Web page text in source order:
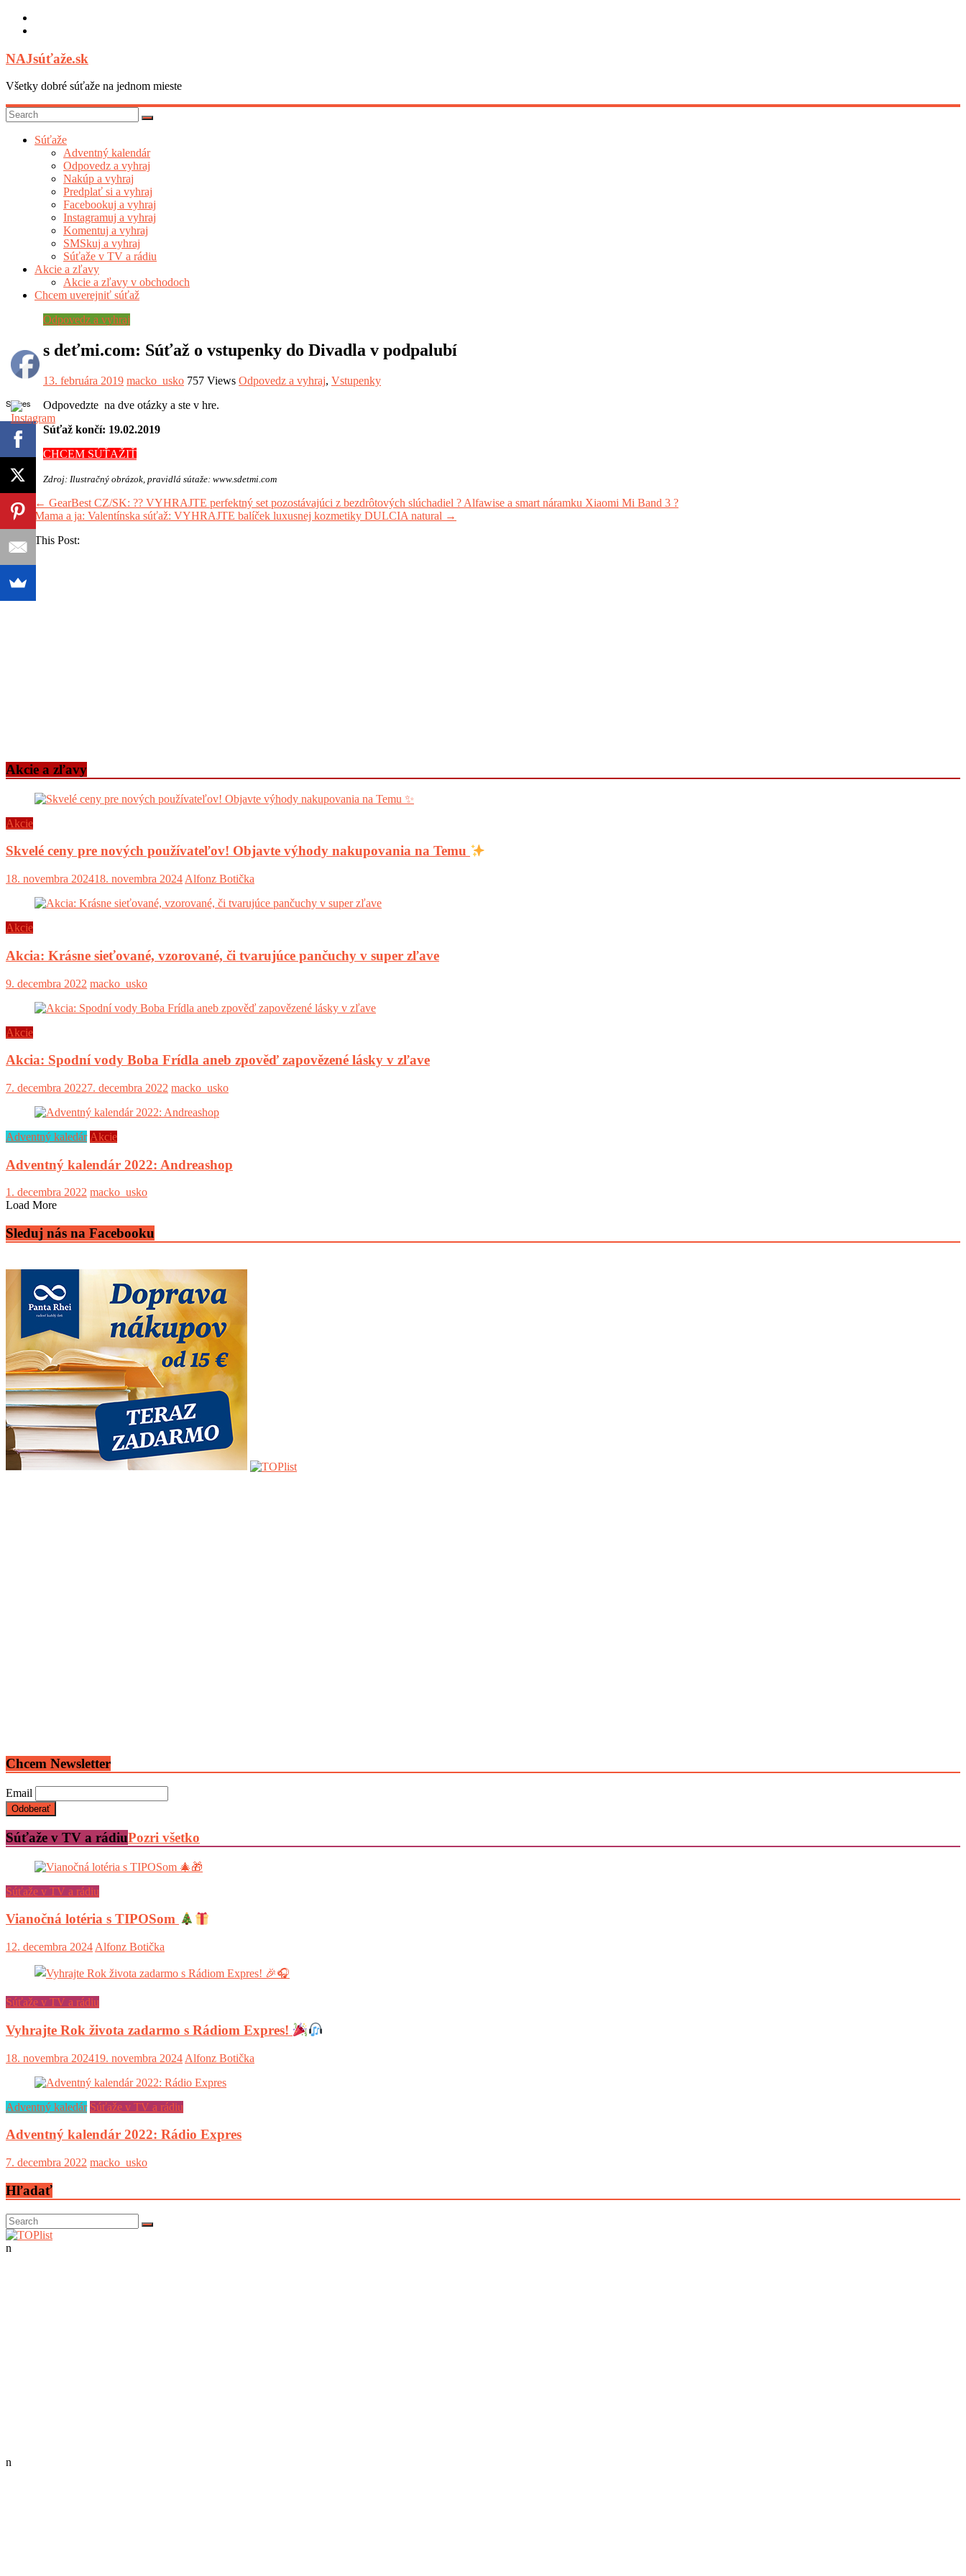
Skip
NAJsúťaže.sk
Všetky dobré súťaže na jednom mieste
Súťaže
Adventný kalendár
Odpovedz a vyhraj
Nakúp a vyhraj
Predplať si a vyhraj
Facebookuj a vyhraj
Instagramuj a vyhraj
Komentuj a vyhraj
SMSkuj a vyhraj
Súťaže v TV a rádiu
Akcie a zľavy
Akcie a zľavy v obchodoch
Chcem uverejniť súťaž
Shares
Odpovedz a vyhraj
s deťmi.com: Súťaž o vstupenky do Divadla v podpalubí
13. februára 2019 macko_usko 757 Views Odpovedz a vyhraj, Vstupenky
Odpovedzte na dve otázky a ste v hre.
Súťaž končí: 19.02.2019
CHCEM SÚŤAŽIŤ
Zdroj: Ilustračný obrázok, pravidlá sútaže: www.sdetmi.com
← GearBest CZ/SK: ?? VYHRAJTE perfektný set pozostávajúci z bezdrôtových slúchadiel ? Alfawise a smart náramku Xiaomi Mi Band 3 ?
Mama a ja: Valentínska súťaž: VYHRAJTE balíček luxusnej kozmetiky DULCIA natural →
Share This Post:
Akcie a zľavy
Akcie
Skvelé ceny pre nových používateľov! Objavte výhody nakupovania na Temu
18. novembra 202418. novembra 2024 Alfonz Botička
Akcie
Akcia: Krásne sieťované, vzorované, či tvarujúce pančuchy v super zľave
9. decembra 2022 macko_usko
Akcie
Akcia: Spodní vody Boba Frídla aneb zpověď zapovězené lásky v zľave
7. decembra 20227. decembra 2022 macko_usko
Adventný kaledár Akcie
Adventný kalendár 2022: Andreashop
1. decembra 2022 macko_usko
Load More
Sleduj nás na Facebooku
Chcem Newsletter
Email
Súťaže v TV a rádiuPozri všetko
Súťaže v TV a rádiu
Vianočná lotéria s TIPOSom
12. decembra 2024 Alfonz Botička
Súťaže v TV a rádiu
Vyhrajte Rok života zadarmo s Rádiom Expres!
18. novembra 202419. novembra 2024 Alfonz Botička
Adventný kaledár Súťaže v TV a rádiu
Adventný kalendár 2022: Rádio Expres
7. decembra 2022 macko_usko
Hľadať
n
n